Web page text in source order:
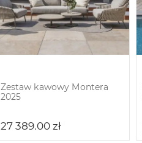
Zestaw kawowy Montera
2025
27 389.00 zł